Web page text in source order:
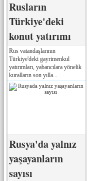
Rusların
Türkiye'deki
konut yatırımı
Rus vatandaşlarının
Türkiye'deki gayrimenkul
yatırımları, yabancılara yönelik
kuralların son yılla...
Rusya'da yalnız
yaşayanların
sayısı